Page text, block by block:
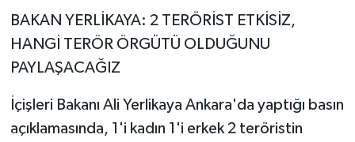
BAKAN YERLİKAYA: 2 TERÖRİST ETKİSİZ,
HANGİ TERÖR ÖRGÜTÜ OLDUĞUNU
PAYLAŞACAĞIZ
İçişleri Bakanı Ali Yerlikaya Ankara'da yaptığı basın
açıklamasında, 1'i kadın 1'i erkek 2 teröristin